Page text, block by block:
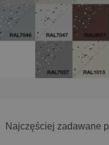
Najczęściej zadawane